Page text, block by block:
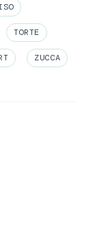
TORTE
ZUCCA